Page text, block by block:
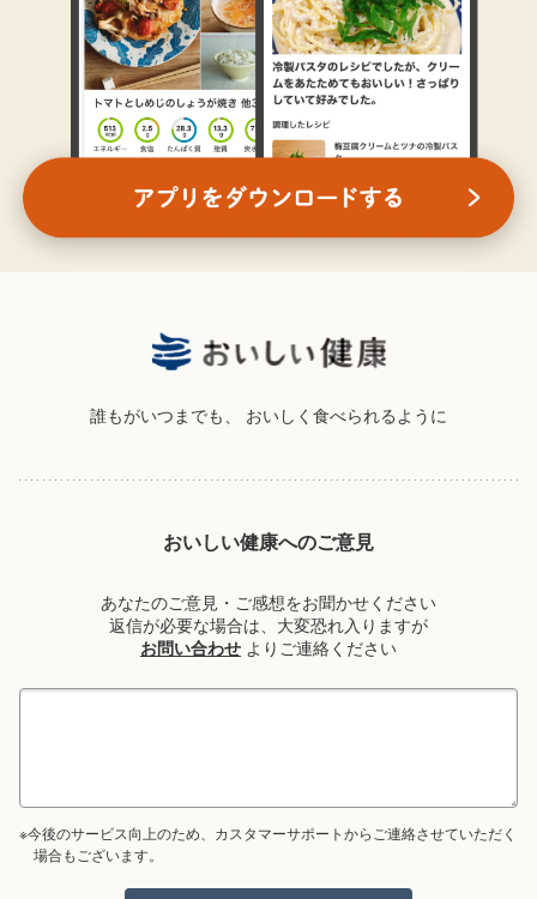
誰もがいつまでも、 おいしく食べられるように
おいしい健康へのご意見
あなたのご意見・ご感想をお聞かせください
返信が必要な場合は、大変恐れ入りますが
お問い合わせ よりご連絡ください
※今後のサービス向上のため、カスタマーサポートからご連絡させていただく
場合もございます。